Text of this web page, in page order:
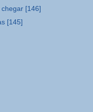
[146]
[145]